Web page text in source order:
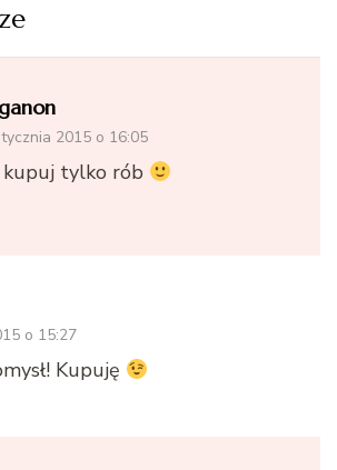
2015 o 16:05
kupuj tylko rób
o 15:27
Kupuję